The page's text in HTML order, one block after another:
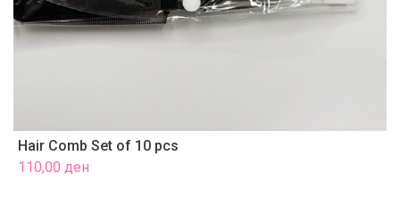
Hair Comb Set of 10 pcs
110,00 ден